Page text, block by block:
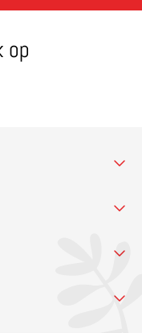
op
Facebook
Pinterest
naar Instagram